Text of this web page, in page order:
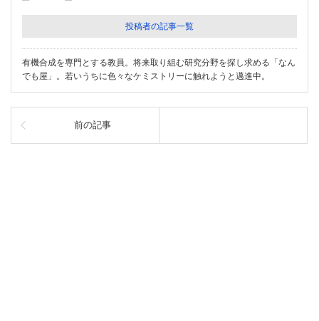
投稿者の記事一覧
有機合成を専門とする教員。将来取り組む研究分野を探し求める「なん
でも屋」。若いうちに色々なケミストリーに触れようと邁進中。
前の記事